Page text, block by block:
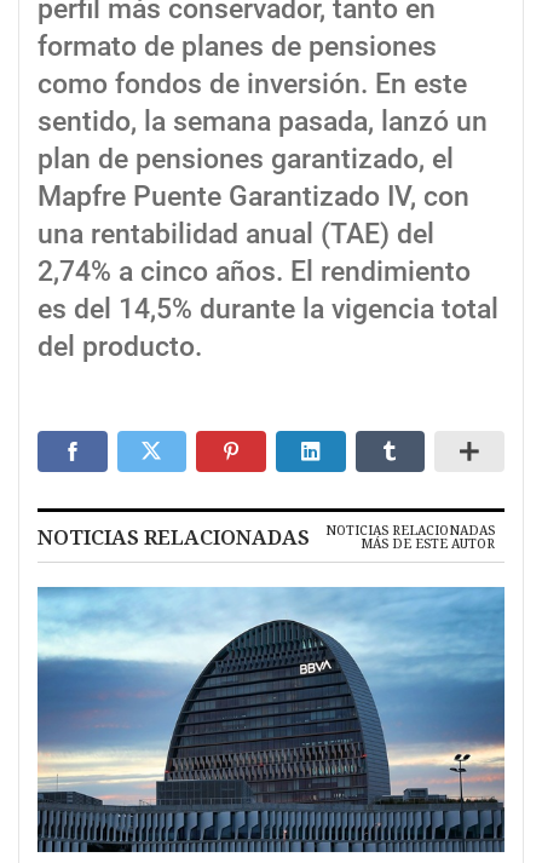
perfil más conservador, tanto en
formato de planes de pensiones
como fondos de inversión. En este
sentido, la semana pasada, lanzó un
plan de pensiones garantizado, el
Mapfre Puente Garantizado IV, con
una rentabilidad anual (TAE) del
2,74% a cinco años. El rendimiento
es del 14,5% durante la vigencia total
del producto.
NOTICIAS RELACIONADAS NOTICIAS RELACIONADAS
MÁS DE ESTE AUTOR